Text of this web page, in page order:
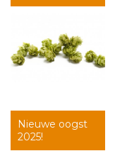
Nieuwe oogst
2025!